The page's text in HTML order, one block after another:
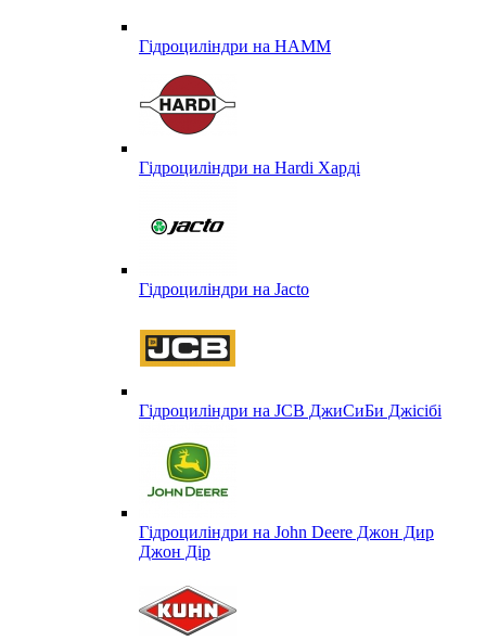
Гідроциліндри на HAMM
Гідроциліндри на Hardi Харді
Гідроциліндри на Jacto
Гідроциліндри на JCB ДжиСиБи Джісібі
Гідроциліндри на John Deere Джон Дир
Джон Дір